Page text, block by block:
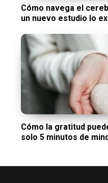
Cómo navega el
un nuevo estudio lo
Cómo la gratitud
solo 5 minutos de